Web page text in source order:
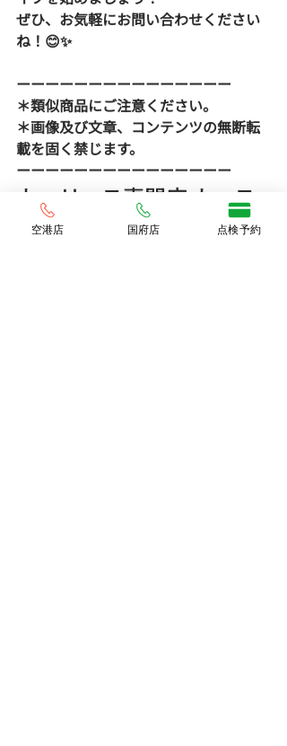
ぜひ、お気軽にお問い合わせください
ね！😊✨
ーーーーーーーーーーーーーーー
＊類似商品にご注意ください。
＊画像及び文章、コンテンツの無断転
載を固く禁じます。
ーーーーーーーーーーーーーーー
カーリース専門店 カース
ポ
空港店 国府店 点検予約